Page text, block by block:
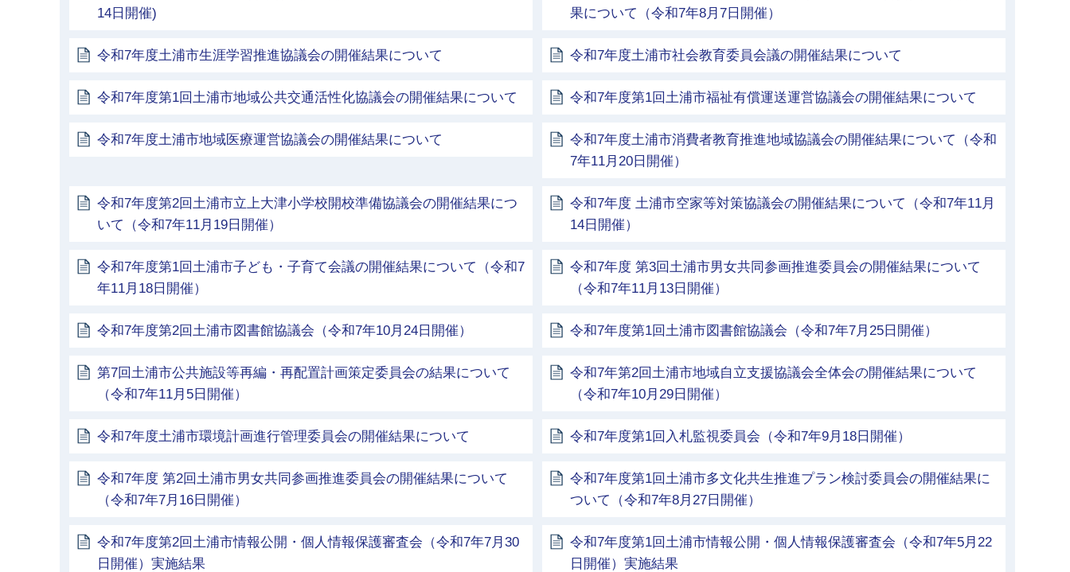
14日開催)
果について（令和7年8月7日開催）
令和7年度土浦市生涯学習推進協議会の開催結果について 令和7年度土浦市社会教育委員会議の開催結果について
令和7年度第1回土浦市地域公共交通活性化協議会の開催結果について 令和7年度第1回土浦市福祉有償運送運営協議会の開催結果について
令和7年度土浦市地域医療運営協議会の開催結果について
令和7年度土浦市消費者教育推進地域協議会の開催結果について（令和
7年11月20日開催）
令和7年度第2回土浦市立上大津小学校開校準備協議会の開催結果につ
いて（令和7年11月19日開催）
令和7年度 土浦市空家等対策協議会の開催結果について（令和7年11月
14日開催）
令和7年度第1回土浦市子ども・子育て会議の開催結果について（令和7
年11月18日開催）
令和7年度 第3回土浦市男女共同参画推進委員会の開催結果について
（令和7年11月13日開催）
令和7年度第2回土浦市図書館協議会（令和7年10月24日開催） 令和7年度第1回土浦市図書館協議会（令和7年7月25日開催）
第7回土浦市公共施設等再編・再配置計画策定委員会の結果について
（令和7年11月5日開催）
令和7年第2回土浦市地域自立支援協議会全体会の開催結果について
（令和7年10月29日開催）
令和7年度土浦市環境計画進行管理委員会の開催結果について 令和7年度第1回入札監視委員会（令和7年9月18日開催）
令和7年度 第2回土浦市男女共同参画推進委員会の開催結果について
（令和7年7月16日開催）
令和7年度第1回土浦市多文化共生推進プラン検討委員会の開催結果に
ついて（令和7年8月27日開催）
令和7年度第2回土浦市情報公開・個人情報保護審査会（令和7年7月30
日開催）実施結果
令和7年度第1回土浦市情報公開・個人情報保護審査会（令和7年5月22
日開催）実施結果